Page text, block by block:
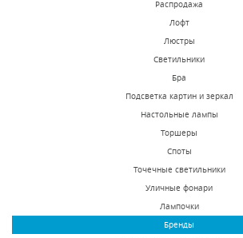
Распродажа
Лофт
Люстры
Светильники
Бра
Подсветка картин и зеркал
Настольные лампы
Торшеры
Споты
Точечные светильники
Уличные фонари
Лампочки
Бренды